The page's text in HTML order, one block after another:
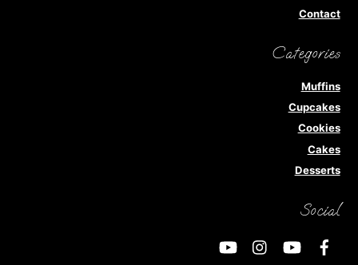
Contact
Categories
Muffins
Cupcakes
Cookies
Cakes
Desserts
Social